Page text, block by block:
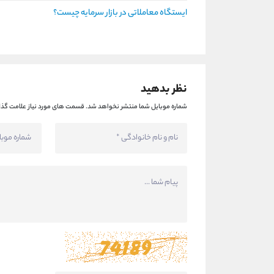
ایستگاه معاملاتی در بازار سرمایه چیست؟
نظر بدهید
شماره موبایل شما منتشر نخواهد شد.قسمت های مورد نیاز علامت